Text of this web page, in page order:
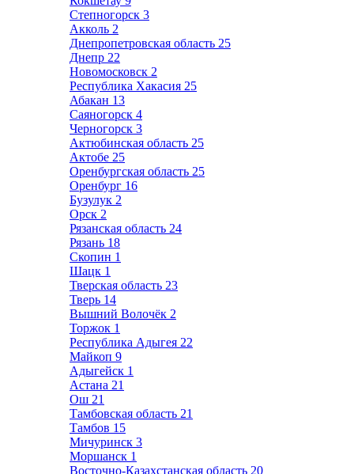
Степногорск 3
Акколь 2
Днепропетровская область 25
Днепр 22
Новомосковск 2
Республика Хакасия 25
Абакан 13
Саяногорск 4
Черногорск 3
Актюбинская область 25
Актобе 25
Оренбургская область 25
Оренбург 16
Бузулук 2
Орск 2
Рязанская область 24
Рязань 18
Скопин 1
Шацк 1
Тверская область 23
Тверь 14
Вышний Волочёк 2
Торжок 1
Республика Адыгея 22
Майкоп 9
Адыгейск 1
Астана 21
Ош 21
Тамбовская область 21
Тамбов 15
Мичуринск 3
Моршанск 1
Восточно-Казахстанская область 20